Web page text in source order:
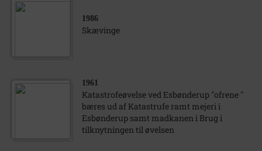
1986
Skævinge
1961
Katastrofeøvelse ved Esbønderup "ofrene "
bæres ud af Katastrufe ramt mejeri i
Esbønderup samt madkanen i Brug i
tilknytningen til øvelsen